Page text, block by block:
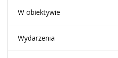
W obiektywie
Wydarzenia